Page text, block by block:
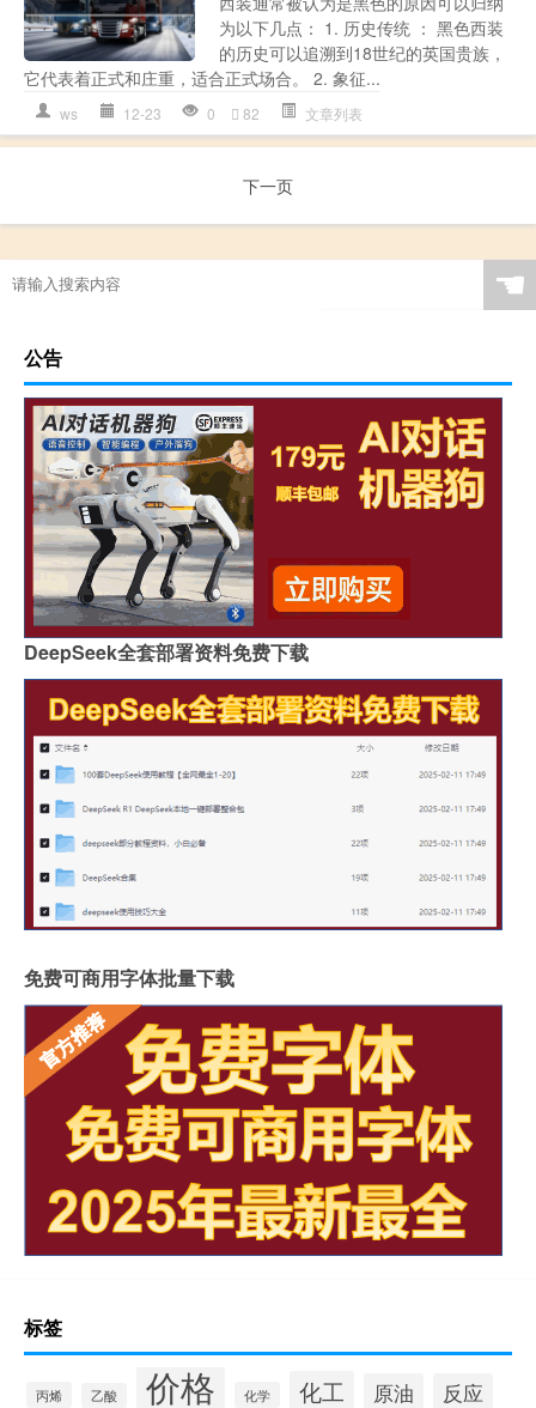
为以下几点： 1. 历史传统 ： 黑色西装
的历史可以追溯到18世纪的英国贵族，
它代表着正式和庄重，适合正式场合。 2. 象征...
ws 12-23 0 82 文章列表
下一页
☚
公告
DeepSeek全套部署资料免费下载
免费可商用字体批量下载
标签
丙烯 乙酸 价格 化学 化工 原油 反应